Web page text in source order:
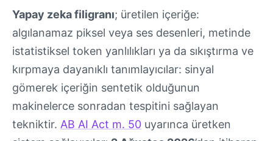
Yapay zeka filigranı; üretilen içeriğe:
algılanamaz piksel veya ses desenleri, metinde
istatistiksel token yanlılıkları ya da sıkıştırma ve
kırpmaya dayanıklı tanımlayıcılar: sinyal
gömerek içeriğin sentetik olduğunun
makinelerce sonradan tespitini sağlayan
tekniktir. AB AI Act m. 50 uyarınca üretken